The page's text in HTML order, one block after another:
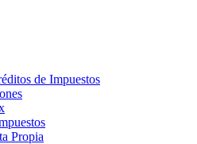
de Impuestos
Propia